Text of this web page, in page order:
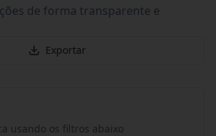
de forma transparente e
Exportar
usando os filtros abaixo